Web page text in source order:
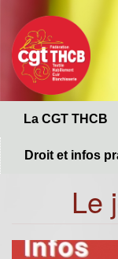
contenu
principal
La CGT THCB
Droit et infos
Le